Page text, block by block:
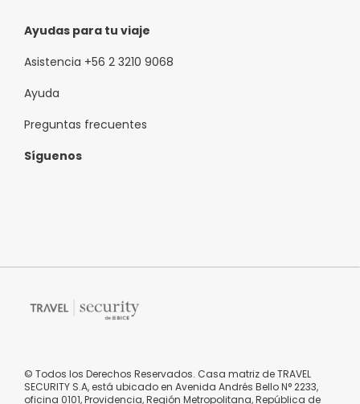
Ayudas para tu viaje
Asistencia +56 2 3210 9068
Ayuda
Preguntas frecuentes
Síguenos
© Todos los Derechos Reservados. Casa matriz de TRAVEL
SECURITY S.A, está ubicado en Avenida Andrés Bello N° 2233,
oficina 0101, Providencia, Región Metropolitana, República de